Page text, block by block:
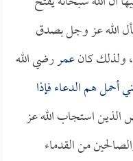
الله عز وجل بصدق
ولذلك كانعمررضي الله
أحمل هم الدعاء فإذا
استجاب الله عز
من القدماء